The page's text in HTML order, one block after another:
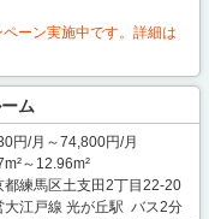
ーン実施中です。詳細は
ム
円/月～74,800円/月
～12.96m²
都練馬区土支田2丁目22-20
大江戸線 光が丘駅 バス2分